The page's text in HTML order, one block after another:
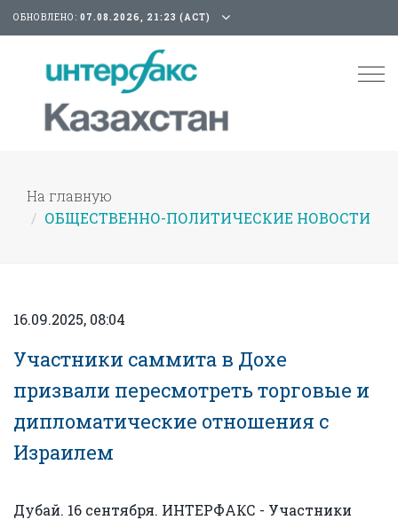
ОБНОВЛЕНО: 07.08.2026, 21:23 (АСТ)
На главную
ОБЩЕСТВЕННО-ПОЛИТИЧЕСКИЕ НОВОСТИ
16.09.2025, 08:04
Участники саммита в Дохе
призвали пересмотреть торговые и
дипломатические отношения с
Израилем
Дубай. 16 сентября. ИНТЕРФАКС - Участники